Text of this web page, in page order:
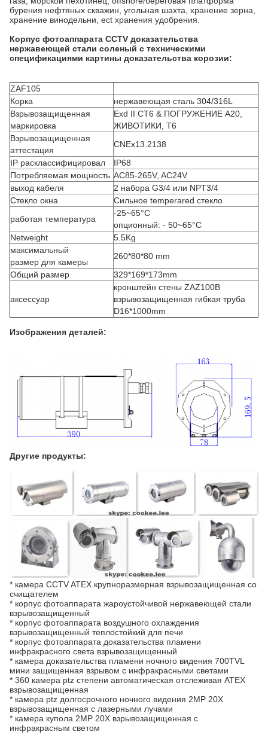
бурения нефтяных скважин, угольная шахта, хранение зерна,
хранение винодельни, ect хранения удобрения.
Корпус фотоаппарата CCTV доказательства
нержавеющей стали соленый с техническими
спецификациями картины доказательства корозии:
ZAF105
Корка
нержавеющая сталь 304/316L
Взрывозащищенная
маркировка
Exd II CT6 & ПОГРУЖЕНИЕ A20,
ЖИВОТИКИ, T6
Взрывозащищенная
аттестация
CNEx13.2138
IP расклассифицировал
IP68
Потребляемая мощность AC85-265V, AC24V
выход кабеля
2 набора G3/4 или NPT3/4
Стекло окна
Сильное temperared стекло
работая температура
-25~65°C
опционный: - 50~65°C
Netweight
5.5Kg
максимальный
размер для камеры
260*80*80 mm
Общий размер
329*169*173mm
аксессуар
кронштейн стены ZAZ100B
взрывозащищенная гибкая труба
D16*1000mm
Изображения деталей:
Другие продукты:
* камера CCTV ATEX крупноразмерная взрывозащищенная со
счищателем
* корпус фотоаппарата жароустойчивой нержавеющей стали
взрывозащищенный
* корпус фотоаппарата воздушного охлаждения
взрывозащищенный теплостойкий для печи
* корпус фотоаппарата доказательства пламени
инфракрасного света взрывозащищенный
* камера доказательства пламени ночного видения 700TVL
мини защищенная взрывом с инфракрасными светами
* 360 камера ptz степени автоматическая отслеживая ATEX
взрывозащищенная
* камера ptz долгосрочного ночного видения 2MP 20X
взрывозащищенная с лазерными лучами
* камера купола 2MP 20X взрывозащищенная с
инфракрасным светом